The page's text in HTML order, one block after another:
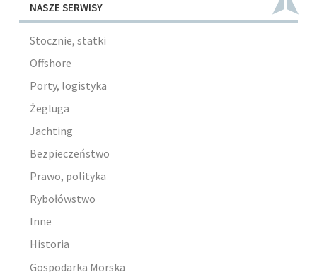
NASZE SERWISY
Stocznie, statki
Offshore
Porty, logistyka
Żegluga
Jachting
Bezpieczeństwo
Prawo, polityka
Rybołówstwo
Inne
Historia
Gospodarka Morska